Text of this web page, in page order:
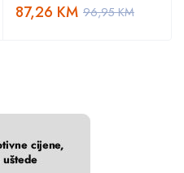
96,95KM
87,26 KM